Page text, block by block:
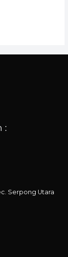
:
Serpong Utara